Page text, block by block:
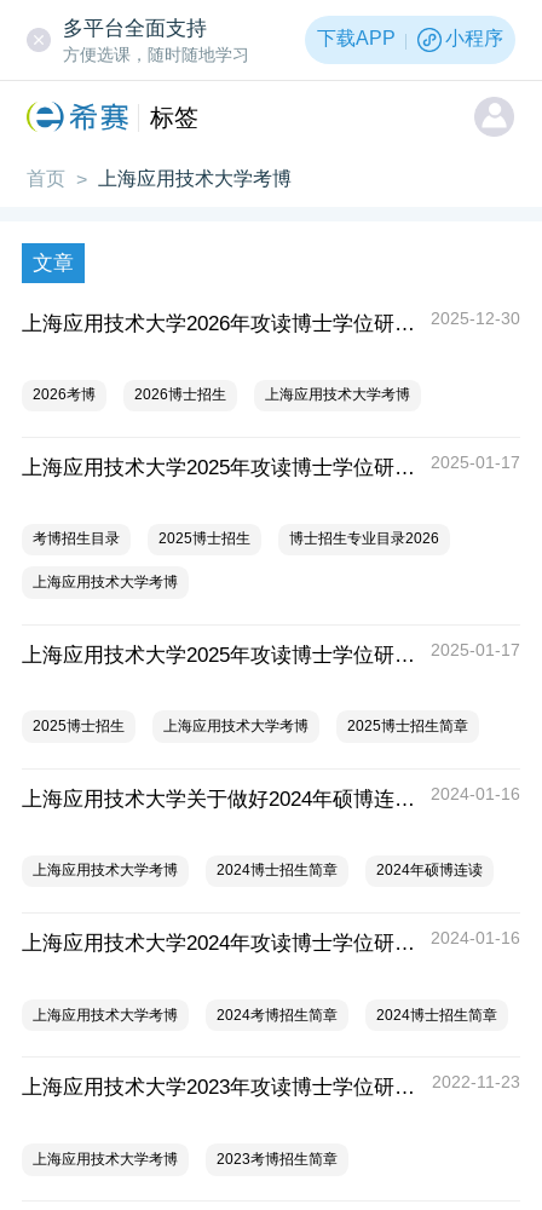
多平台全面支持
方便选课，随时随地学习
下载APP 小程序
标签
首页 > 上海应用技术大学考博
文章
上海应用技术大学2026年攻读博士学位研究生招生简章 2025-12-30
2026考博 2026博士招生 上海应用技术大学考博
上海应用技术大学2025年攻读博士学位研究生招生专业目录 2025-01-17
考博招生目录 2025博士招生 博士招生专业目录2026
上海应用技术大学考博
上海应用技术大学2025年攻读博士学位研究生招生简章 2025-01-17
2025博士招生 上海应用技术大学考博 2025博士招生简章
上海应用技术大学关于做好2024年硕博连读研究生招生工作的通知 2024-01-16
上海应用技术大学考博 2024博士招生简章 2024年硕博连读
上海应用技术大学2024年攻读博士学位研究生招生简章 2024-01-16
上海应用技术大学考博 2024考博招生简章 2024博士招生简章
上海应用技术大学2023年攻读博士学位研究生招生简章（首次招生） 2022-11-23
上海应用技术大学考博 2023考博招生简章